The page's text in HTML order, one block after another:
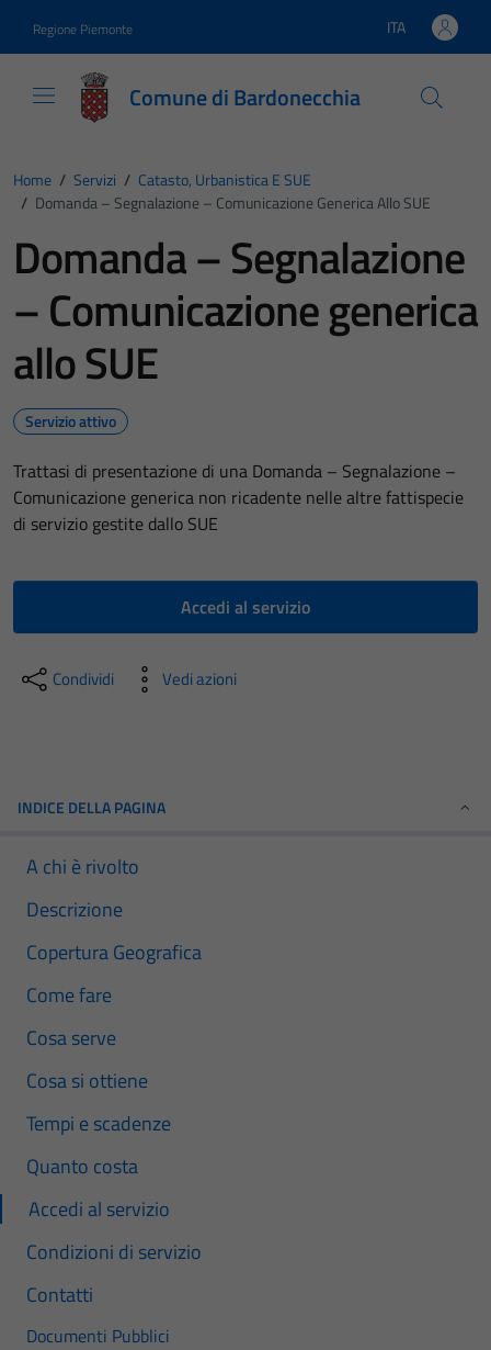
Regione Piemonte Lingua attiva:
ITA
Comune di Bardonecchia
Home / Servizi / Catasto, Urbanistica E SUE
/ Domanda – Segnalazione – Comunicazione Generica Allo SUE
Domanda – Segnalazione
– Comunicazione generica
allo SUE
Servizio attivo
Trattasi di presentazione di una Domanda – Segnalazione –
Comunicazione generica non ricadente nelle altre fattispecie
di servizio gestite dallo SUE
Accedi al servizio
Condividi Vedi azioni
INDICE DELLA PAGINA
A chi è rivolto
Descrizione
Copertura Geografica
Come fare
Cosa serve
Cosa si ottiene
Tempi e scadenze
Quanto costa
Accedi al servizio
Condizioni di servizio
Contatti
Documenti Pubblici